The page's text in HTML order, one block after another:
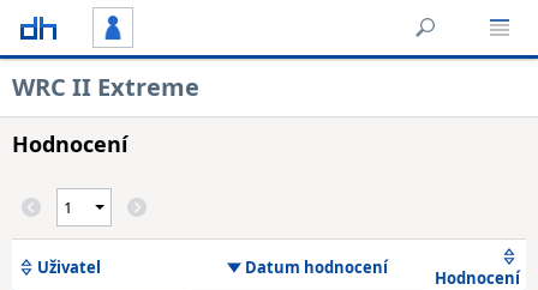
WRC II Extreme
Hodnocení
Uživatel Datum hodnocení
Hodnocení